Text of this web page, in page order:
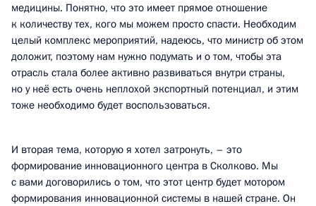
медицины. Понятно, что это имеет прямое отношение
к количеству тех, кого мы можем просто спасти. Необходим
целый комплекс мероприятий, надеюсь, что министр об этом
доложит, поэтому нам нужно подумать и о том, чтобы эта
отрасль стала более активно развиваться внутри страны,
но у неё есть очень неплохой экспортный потенциал, и этим
тоже необходимо будет воспользоваться.
И вторая тема, которую я хотел затронуть, – это
формирование инновационного центра в Сколково. Мы
с вами договорились о том, что этот центр будет мотором
формирования инновационной системы в нашей стране. Он